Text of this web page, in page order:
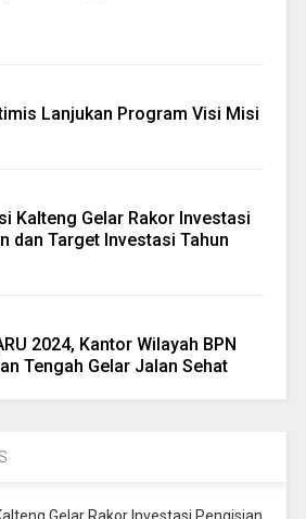
Lanjukan Program Visi Misi
Kalteng Gelar Rakor Investasi
dan Target Investasi Tahun
2024, Kantor Wilayah BPN
Tengah Gelar Jalan Sehat